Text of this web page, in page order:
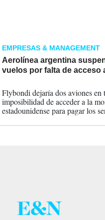
EMPRESAS & MANAGEMENT
Aerolínea argentina
vuelos por falta de acceso
Flybondi dejaría dos aviones en
imposibilidad de acceder a la
estadounidense para pagar los